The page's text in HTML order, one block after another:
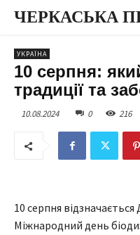
ЧЕРКАСЬКА
УКРАЇНА
10 серпня:
традиції та
10.08.2024 0 216
10 серпня
Міжнародний день